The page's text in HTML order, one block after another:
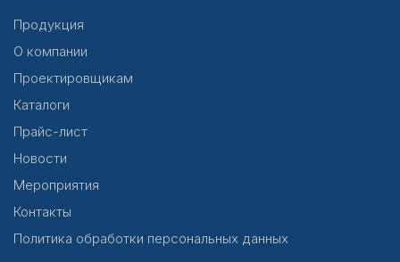
Продукция
О компании
Проектировщикам
Каталоги
Прайс-лист
Новости
Мероприятия
Контакты
Политика обработки персональных данных